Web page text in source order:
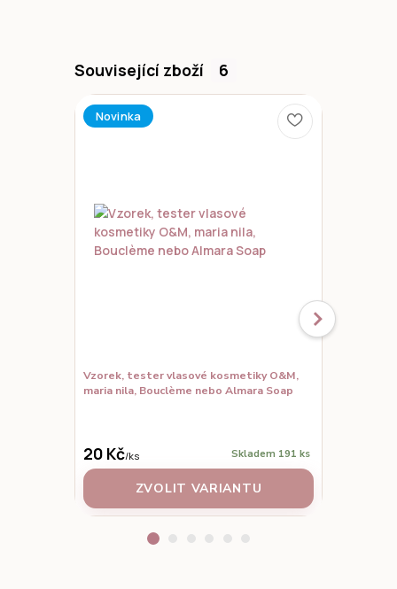
Související zboží 6
Novinka
Vzorek, tester vlasové kosmetiky O&M,
maria nila, Bouclème nebo Almara Soap
20 Kč/ks Skladem 191 ks
ZVOLIT VARIANTU